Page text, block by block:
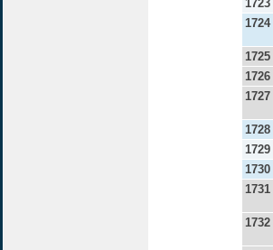
1723
1724
1725
1726
1727
1728
1729
1730
1731
1732